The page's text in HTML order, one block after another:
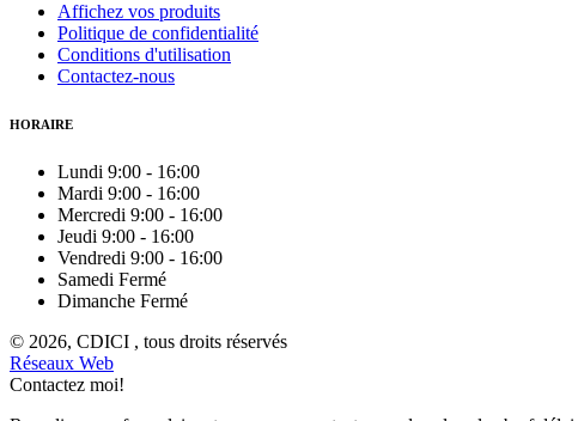
Affichez vos produits
Politique de confidentialité
Conditions d'utilisation
Contactez-nous
HORAIRE
Lundi 9:00 - 16:00
Mardi 9:00 - 16:00
Mercredi 9:00 - 16:00
Jeudi 9:00 - 16:00
Vendredi 9:00 - 16:00
Samedi Fermé
Dimanche Fermé
© 2026, CDICI , tous droits réservés
Réseaux Web
Contactez moi!